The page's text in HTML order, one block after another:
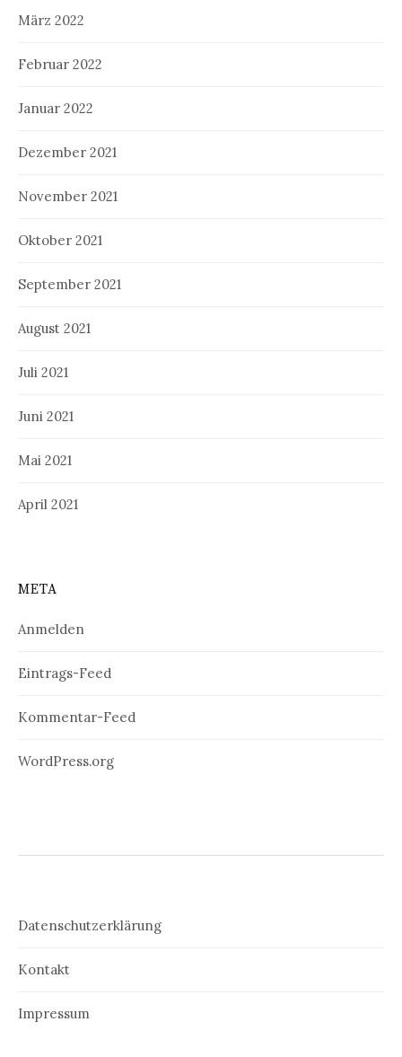
März 2022
Februar 2022
Januar 2022
Dezember 2021
November 2021
Oktober 2021
September 2021
August 2021
Juli 2021
Juni 2021
Mai 2021
April 2021
META
Anmelden
Eintrags-Feed
Kommentar-Feed
WordPress.org
Datenschutzerklärung
Kontakt
Impressum